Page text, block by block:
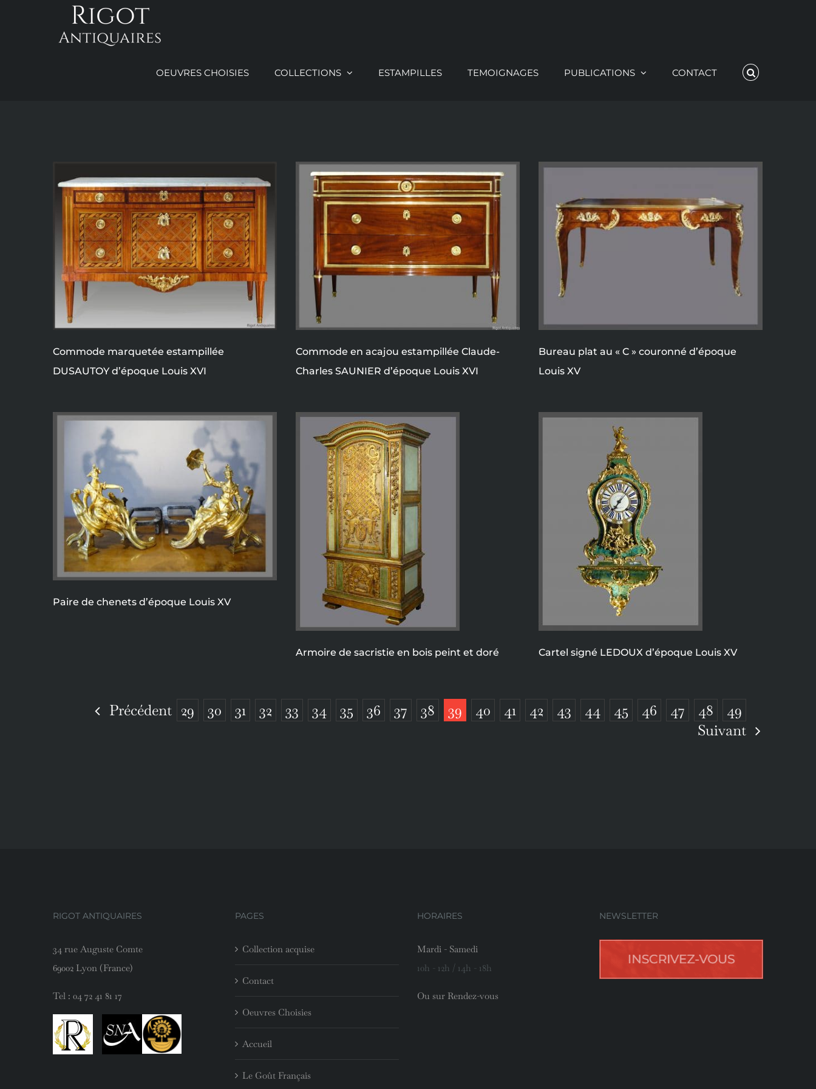
OEUVRES CHOISIES COLLECTIONS ESTAMPILLES TEMOIGNAGES PUBLICATIONS CONTACT
Commode marquetée estampillée
DUSAUTOY d’époque Louis XVI
Commode en acajou estampillée Claude-
Charles SAUNIER d’époque Louis XVI
Bureau plat au « C » couronné d’époque
Louis XV
Paire de chenets d’époque Louis XV
Armoire de sacristie en bois peint et doré Cartel signé LEDOUX d’époque Louis XV
Précédent 29 30 31 32 33 34 35 36 37 38 39 40 41 42 43 44 45 46 47 48
49
Suivant
RIGOT ANTIQUAIRES
34 rue Auguste Comte
69002 Lyon (France)
Tel : 04 72 41 81 17
PAGES
Collection acquise
Contact
Oeuvres Choisies
Accueil
Le Goût Français
HORAIRES
Mardi - Samedi
10h - 12h / 14h - 18h
Ou sur Rendez-vous
NEWSLETTER